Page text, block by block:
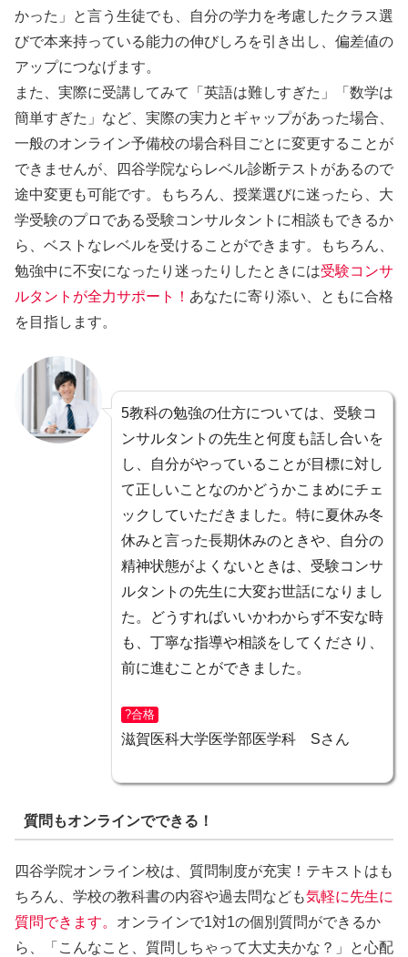
かった」と言う生徒でも、自分の学力を考慮したクラス選
びで本来持っている能力の伸びしろを引き出し、偏差値の
アップにつなげます。
また、実際に受講してみて「英語は難しすぎた」「数学は
簡単すぎた」など、実際の実力とギャップがあった場合、
一般のオンライン予備校の場合科目ごとに変更することが
できませんが、四谷学院ならレベル診断テストがあるので
途中変更も可能です。もちろん、授業選びに迷ったら、大
学受験のプロである受験コンサルタントに相談もできるか
ら、ベストなレベルを受けることができます。もちろん、
勉強中に不安になったり迷ったりしたときには受験コンサ
ルタントが全力サポート！ あなたに寄り添い、ともに合格
を目指します。
5教科の勉強の仕方については、受験コ
ンサルタントの先生と何度も話し合いを
し、自分がやっていることが目標に対し
て正しいことなのかどうかこまめにチェ
ックしていただきました。特に夏休み冬
休みと言った長期休みのときや、自分の
精神状態がよくないときは、 受験コンサ
ルタントの先生に大変お世話になりまし
た。
どうすればいいかわからず不安な時
も、丁寧な指導や相談をしてくださり、
前に進むことができました。
?合格
滋賀医科大学医学部医学科 Sさん
質問もオンラインでできる！
四谷学院オンライン校は、質問制度が充実！テキストはも
ちろん、学校の教科書の内容や過去問なども気軽に先生に
質問できます。 オンラインで1対1の個別質問ができるか
ら、「こんなこと、質問しちゃって大丈夫かな？」と心配